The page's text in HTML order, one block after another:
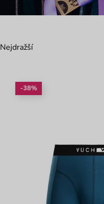
Nejdražší
-38%